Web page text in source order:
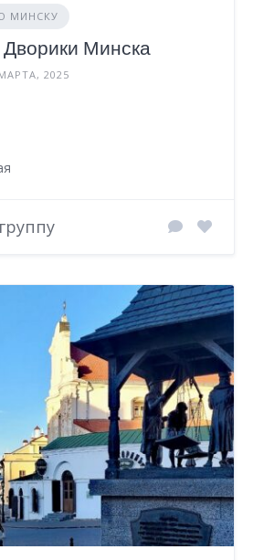
МИНСКУ
Дворики Минска
2025